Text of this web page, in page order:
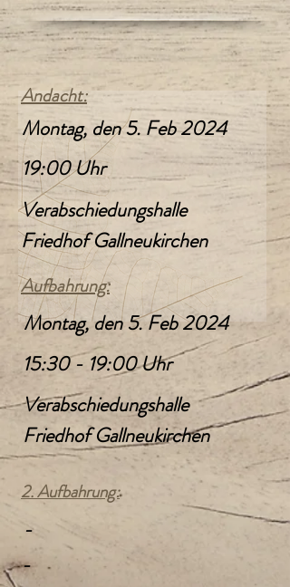
Andacht:
Montag, den 5. Feb 2024
19:00 Uhr
Verabschiedungshalle
Friedhof Gallneukirchen
Aufbahrung:
Montag, den 5. Feb 2024
15:30 - 19:00 Uhr
Verabschiedungshalle
Friedhof Gallneukirchen
2. Aufbahrung:
-
-